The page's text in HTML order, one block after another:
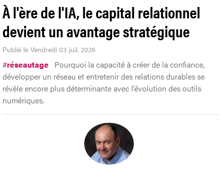
À l'ère de l'IA, le capital relationnel
devient un avantage stratégique
Publié le Vendredi 03 juil. 2026
#réseautage Pourquoi la capacité à créer de la confiance,
développer un réseau et entretenir des relations durables se
révèle encore plus déterminante avec l’évolution des outils
numériques.